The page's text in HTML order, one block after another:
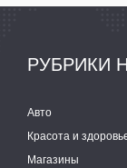
РУБРИКИ
Авто
Красота и
Магазины